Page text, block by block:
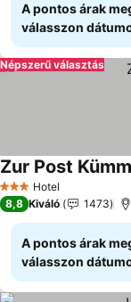
A pontos árak
válasszon
Népszerű választás
3 Kategória
Hotel
Zur Post
8,8 Kiváló 1473
A pontos árak
válasszon